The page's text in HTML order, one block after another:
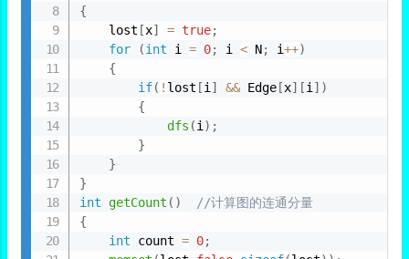
{
    lost
[x] = true;
for
(int i = 0; i < N; i++)
{
if( ! lost [i ] && Edge [x] [i ] )
{
dfs (i ) ;
}
}
}
int getCount ( )
//计算图的连通分量
{
int count = 0;